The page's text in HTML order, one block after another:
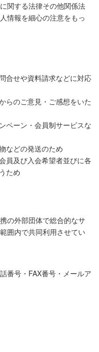
関する法律その他関係法
情報を細心の注意をもっ
合せや資料請求などに対応
らのご意見・ご感想をいた
ペーン・会員制サービスな
などの発送のため
員及び入会希望者並びに各
ため
の外部団体で総合的なサ
囲内で共同利用させてい
番号・FAX番号・メールア